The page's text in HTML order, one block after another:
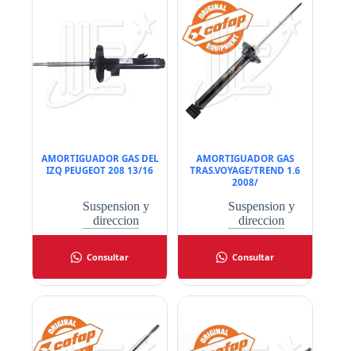
AMORTIGUADOR GAS DEL
IZQ PEUGEOT 208 13/16
Suspension y
direccion
Consultar
AMORTIGUADOR GAS
TRAS.VOYAGE/TREND 1.6
2008/
Suspension y
direccion
Consultar